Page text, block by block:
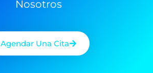
Nosotros
Agendar Una Cita